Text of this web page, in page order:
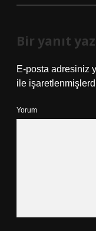
Bir yanıt
E-posta adresiniz
ile
Yorum